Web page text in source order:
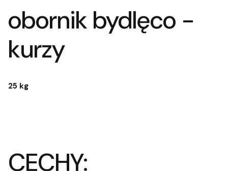
obornik bydlęco -
kurzy
25 kg
CECHY: